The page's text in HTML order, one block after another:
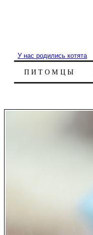
У нас родились котята
ПИТОМЦЫ